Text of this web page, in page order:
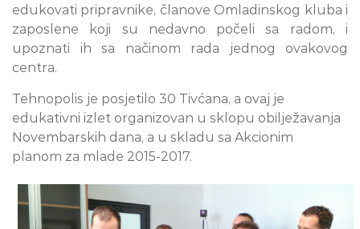
edukovati pripravnike, članove Omladinskog kluba i
zaposlene koji su nedavno počeli sa radom, i
upoznati ih sa načinom rada jednog ovakovog
centra.
Tehnopolis je posjetilo 30 Tivćana, a ovaj je
edukativni izlet organizovan u sklopu obilježavanja
Novembarskih dana, a u skladu sa Akcionim
planom za mlade 2015-2017.